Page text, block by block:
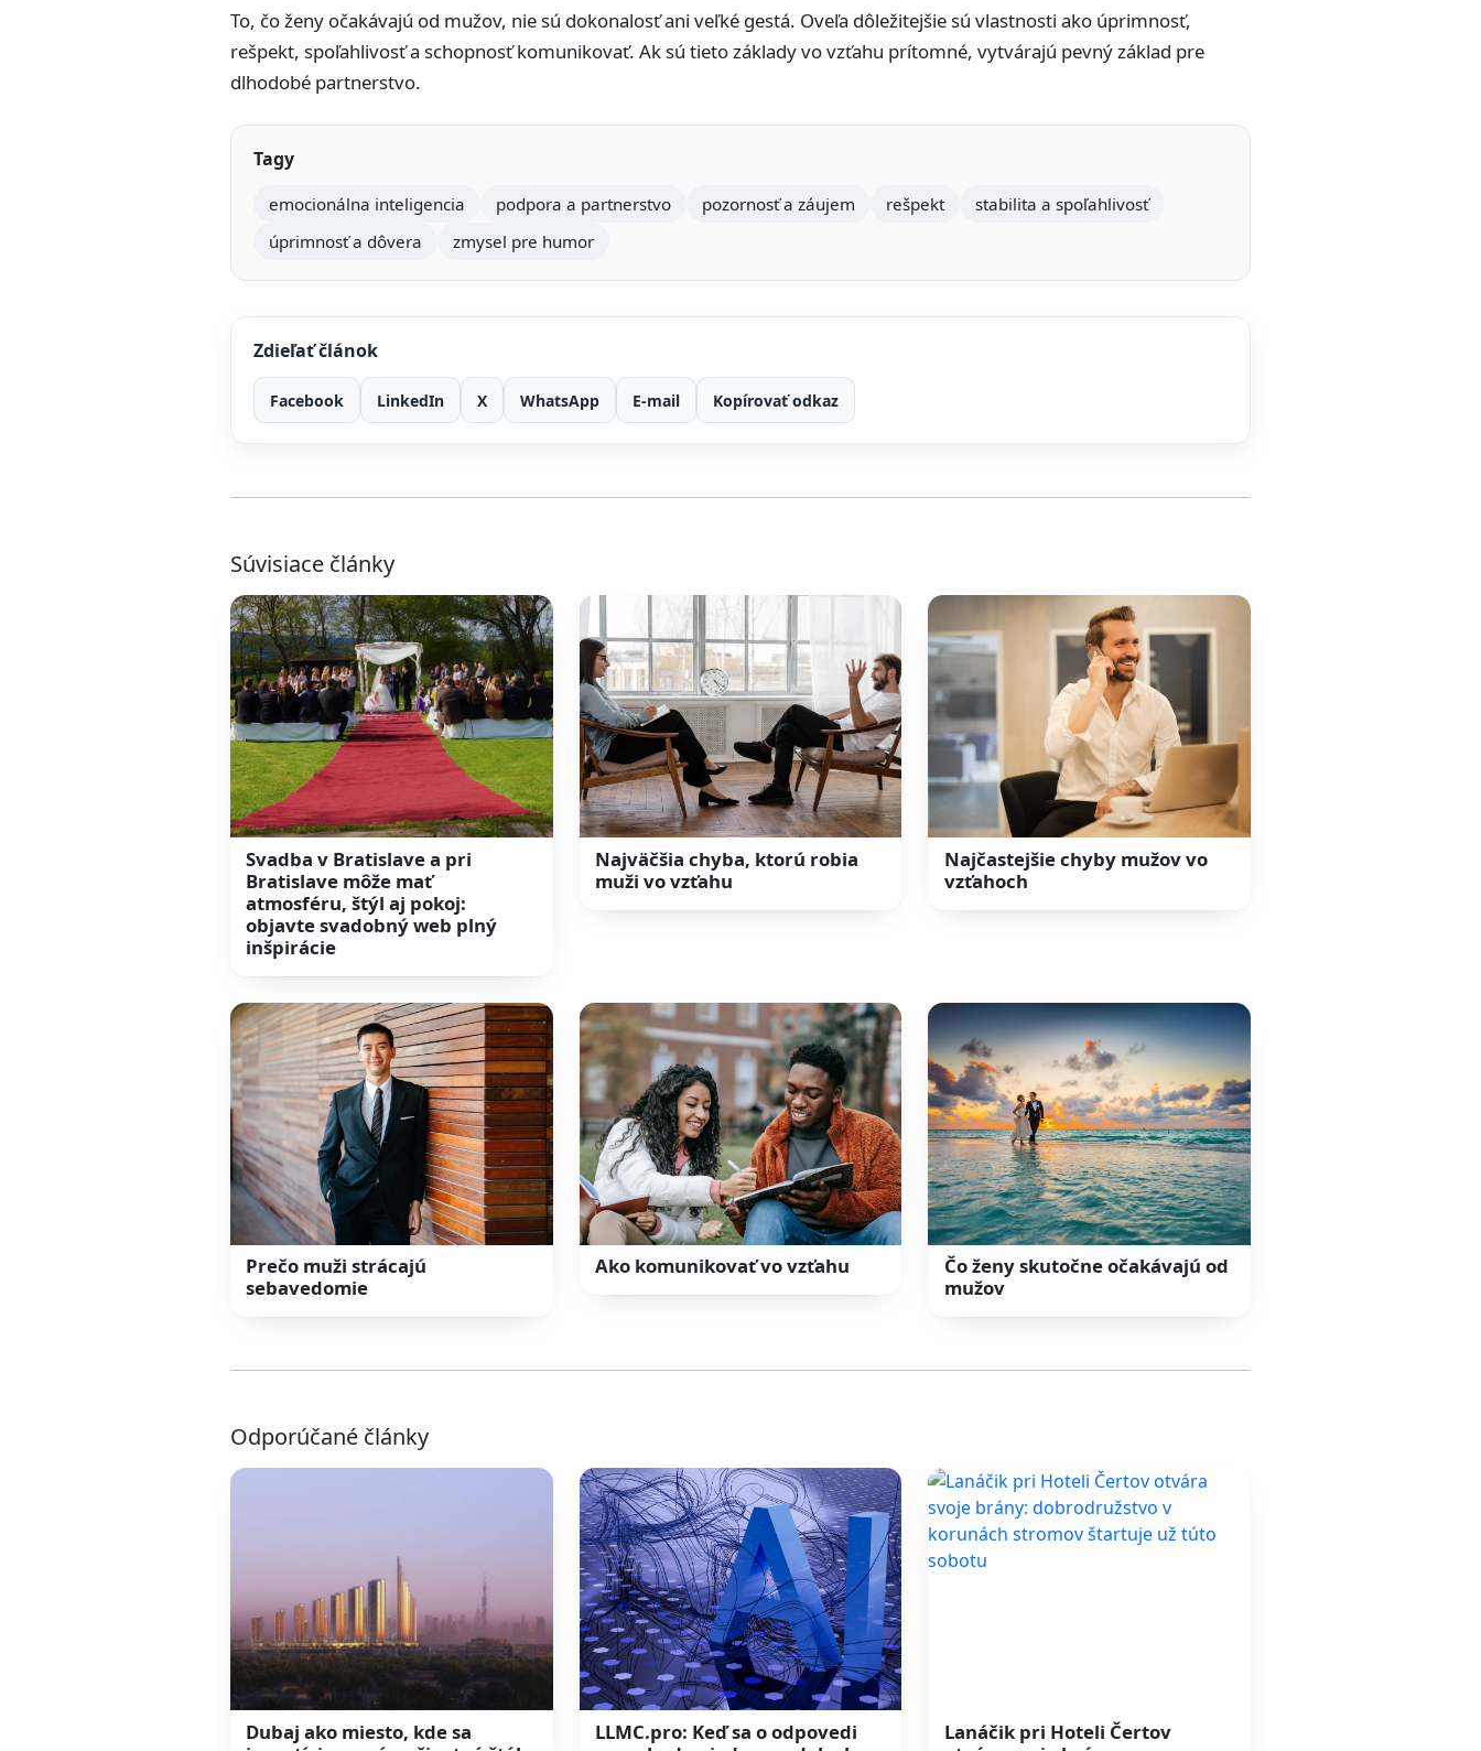
To, čo ženy očakávajú od mužov, nie sú dokonalosť ani veľké gestá. Oveľa dôležitejšie sú vlastnosti ako úprimnosť,
rešpekt, spoľahlivosť a schopnosť komunikovať. Ak sú tieto základy vo vzťahu prítomné, vytvárajú pevný základ pre
dlhodobé partnerstvo.
Tagy
emocionálna inteligencia podpora a partnerstvo pozornosť a záujem rešpekt
stabilita a spoľahlivosť
úprimnosť a dôvera
zmysel pre humor
Zdieľať článok
Facebook LinkedIn X WhatsApp E-mail Kopírovať odkaz
Súvisiace články
Svadba v Bratislave a pri
Bratislave môže mať
atmosféru, štýl aj pokoj:
objavte svadobný web plný
inšpirácie
Najväčšia chyba, ktorú robia
muži vo vzťahu
Najčastejšie chyby mužov vo
vzťahoch
Prečo muži strácajú
sebavedomie
Ako komunikovať vo vzťahu
Čo ženy skutočne očakávajú od
mužov
Odporúčané články
Dubaj ako miesto, kde sa
LLMC.pro: Keď sa o odpovedi
Lanáčik pri Hoteli Čertov